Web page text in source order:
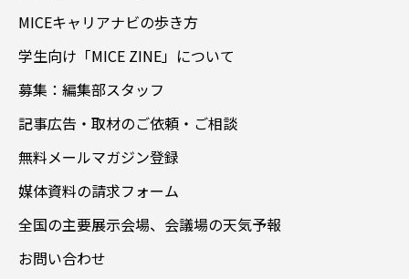
MICEキャリアナビの歩き方
学生向け「MICE ZINE」について
募集：編集部スタッフ
記事広告・取材のご依頼・ご相談
無料メールマガジン登録
媒体資料の請求フォーム
全国の主要展示会場、会議場の天気予報
お問い合わせ